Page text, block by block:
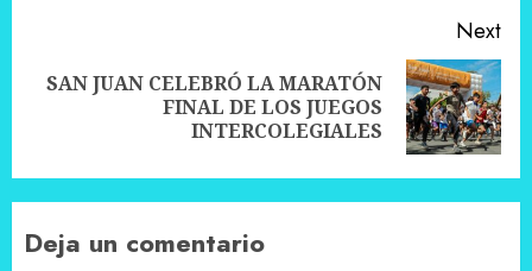
Next
Next
SAN JUAN CELEBRÓ LA MARATÓN
FINAL DE LOS JUEGOS
INTERCOLEGIALES
Deja un comentario